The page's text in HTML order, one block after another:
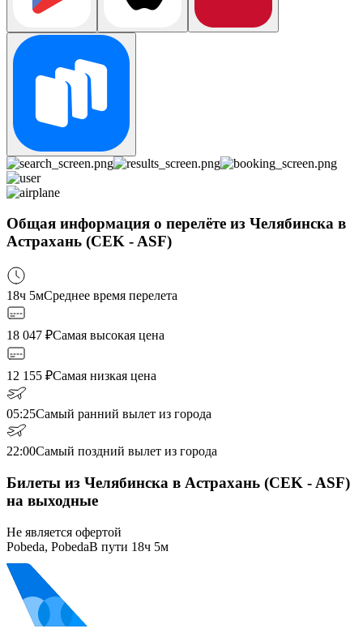
Общая информация о перелёте из Челябинска в
Астрахань (CEK - ASF)
18ч 5мСреднее время перелета
18 047 ₽Самая высокая цена
12 155 ₽Самая низкая цена
05:25Самый ранний вылет из города
22:00Самый поздний вылет из города
Билеты из Челябинска в Астрахань (CEK - ASF)
на выходные
Не является офертой
Pobeda, PobedaВ пути 18ч 5м